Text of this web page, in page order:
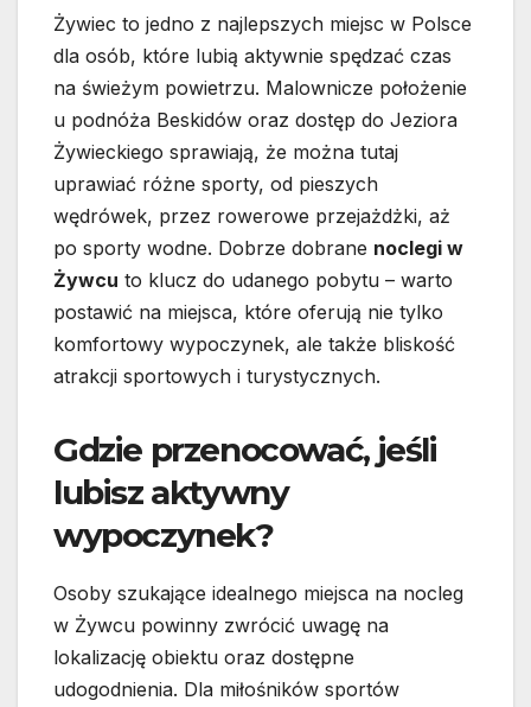
Żywiec to jedno z najlepszych miejsc w Polsce
dla osób, które lubią aktywnie spędzać czas
na świeżym powietrzu. Malownicze położenie
u podnóża Beskidów oraz dostęp do Jeziora
Żywieckiego sprawiają, że można tutaj
uprawiać różne sporty, od pieszych
wędrówek, przez rowerowe przejażdżki, aż
po sporty wodne. Dobrze dobrane noclegi w
Żywcu to klucz do udanego pobytu – warto
postawić na miejsca, które oferują nie tylko
komfortowy wypoczynek, ale także bliskość
atrakcji sportowych i turystycznych.
Gdzie przenocować, jeśli
lubisz aktywny
wypoczynek?
Osoby szukające idealnego miejsca na nocleg
w Żywcu powinny zwrócić uwagę na
lokalizację obiektu oraz dostępne
udogodnienia. Dla miłośników sportów